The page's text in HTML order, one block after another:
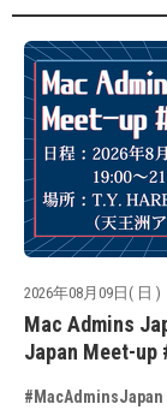
2026年08月09日( 日 )
Mac Admins
Japan Meet-
#MacAdminsJapan